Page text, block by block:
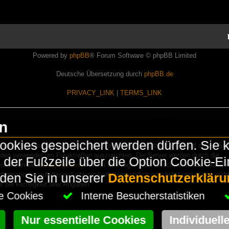
Powered by phpBB® Forum Software © phpBB Limited
Deutsche Übersetzung durch phpBB.de
PRIVACY_LINK TERMS_LINK
Wir sind nicht kommerziell und die Banner auf dieser
verwendet um Freaktreffen auszurichten. Die Server werden durch die
wirHomepageEasy. Wenn Ihr Fragen oder Beschwerden zu
auf dieser Seite sind urheberrechtlich geschützt und dürfen
die Richtigkeit aller Angaben.
gespeichert werden dürfen. Sie
Fußzeile über die Option Cookie-
Sie in unserer
Cookies Interne Besucherstatistiken
Nur essentielle Cookies